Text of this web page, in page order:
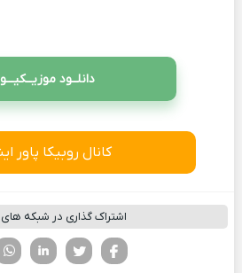
دانلــود موزیــکیـــو
کانال روبیکا پاور
اشتراک گذاری در شبکه های
تویتر
فیسوک